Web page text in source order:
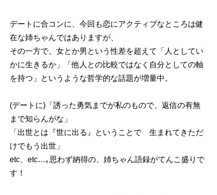
デートに合コンに、今回も恋にアクティブなところは健
在な姉ちゃんではありますが、
その一方で、女とか男という性差を超えて「人としてい
かに生きるか」「他人との比較ではなく自分としての軸
を持つ」というような哲学的な話題が増量中。
(デートに)「誘った勇気までが私のもので、返信の有無
まで知らんがな」
「出世とは『世に出る』ということで 生まれてきただ
けでもう出世」
etc、etc…｡思わず納得の、姉ちゃん語録がてんこ盛りで
す！